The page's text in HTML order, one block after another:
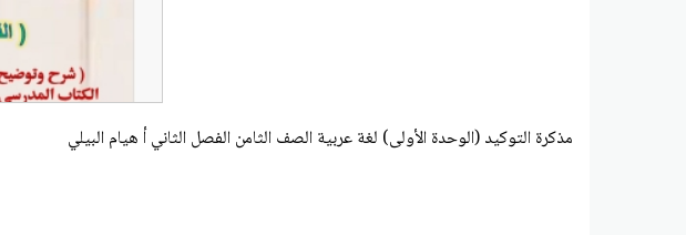
مذكرة التوكيد (الوحدة الأولى) لغة عربية الصف الثامن الفصل الثاني أ هيام البيلي